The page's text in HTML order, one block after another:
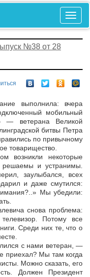
№38 от 28
выполнила: вчера
мобильный
— ветерана Великой
битвы Петра
по привычному
товарищество.
возникли некоторые
решаемы и устранимы.
заулыбался, всех
и даже смутился:
Мы убедили:
снова проблема:
Потому все
Среди них те, что о
с нами ветеран, —
приехал? Мы там когда
Можно сказать, его
Должен Президент